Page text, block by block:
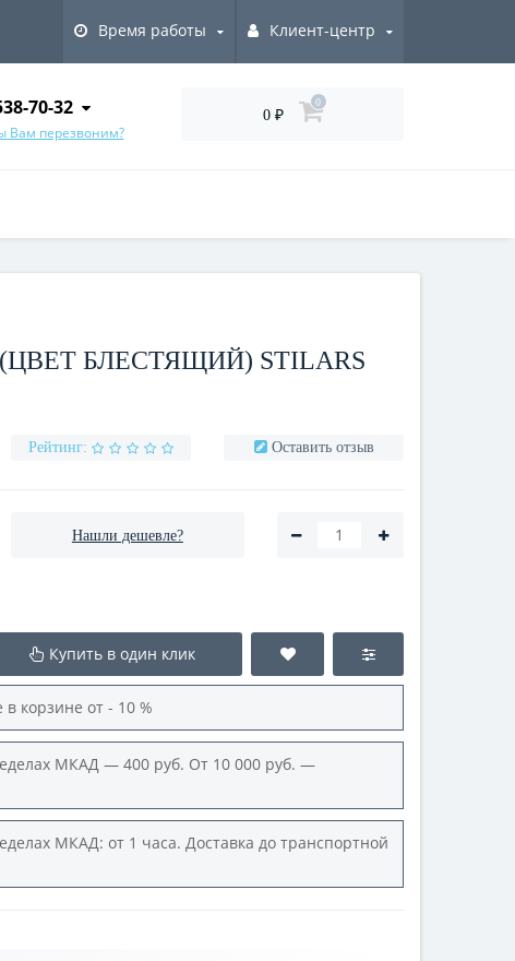
Время работы Клиент-центр
70-32
Вам перезвоним?
0 ₽
0
БЛЕСТЯЩИЙ) STILARS
Рейтинг: Оставить отзыв
Нашли дешевле?
Купить в один клик
корзине от - 10 %
МКАД — 400 руб. От 10 000 руб. —
МКАД: от 1 часа. Доставка до транспортной